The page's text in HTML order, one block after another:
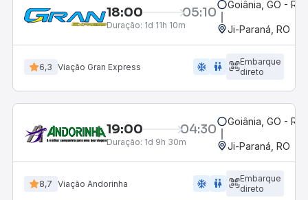
18:00 05:10
Duração: 1d 11h 10m
Goiânia, GO -
Ji-Paraná, RO
6,3 Viação Gran Express ac_unit wc
Embarque
direto
19:00 04:30
Duração: 1d 9h 30m
Goiânia, GO -
Ji-Paraná, RO
8,7 Viação Andorinha ac_unit wc
Embarque
direto